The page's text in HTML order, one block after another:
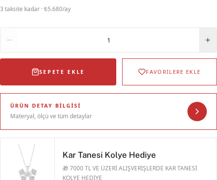
3 taksite kadar · ₺5.680/ay
1
SEPETE EKLE FAVORİLERE EKLE
ÜRÜN DETAY BILGISI
Materyal, ölçü ve tüm detaylar
Kar Tanesi Kolye Hediye
🎁 7000 TL VE ÜZERİ ALIŞVERİŞLERDE KAR TANESİ
KOLYE HEDİYE